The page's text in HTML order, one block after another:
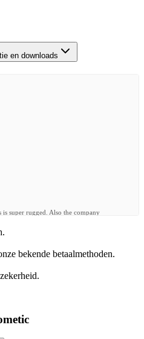
en downloads
super rugged. Also the company
too difficult, I managed it by myself.
it on a camping trip!"
bekende betaalmethoden.